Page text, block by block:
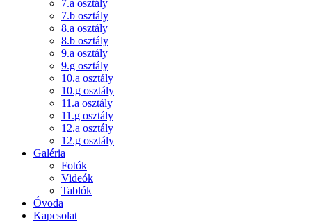
7.a osztály
7.b osztály
8.a osztály
8.b osztály
9.a osztály
9.g osztály
10.a osztály
10.g osztály
11.a osztály
11.g osztály
12.a osztály
12.g osztály
Galéria
Fotók
Videók
Tablók
Óvoda
Kapcsolat